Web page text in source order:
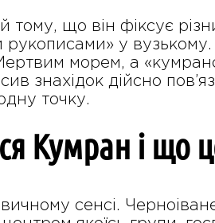
тому, що він фіксує
рукописами» у
морем, а
знахідок дійсно
точку.
Кумран і що
сенсі.